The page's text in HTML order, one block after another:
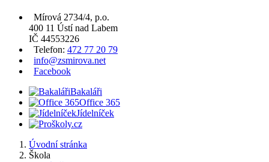
Mírová 2734/4, p.o.
400 11 Ústí nad Labem
IČ 44553226
Telefon: 472 77 20 79
info@zsmirova.net
Facebook
Bakaláři
Office 365
Jídelníček
Úvodní stránka
Škola